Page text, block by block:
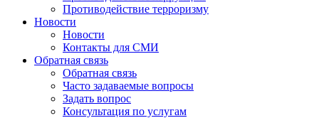
Противодействие терроризму
Новости
Новости
Контакты для СМИ
Обратная связь
Обратная связь
Часто задаваемые вопросы
Задать вопрос
Консультация по услугам